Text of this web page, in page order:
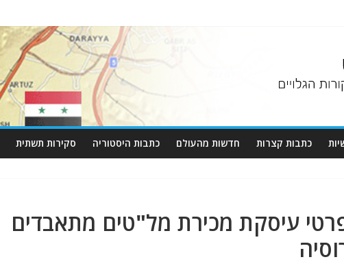
כתבות קצרות חדשות מהעולם כתבות היסטוריה סקירות תשתית
עיסקת מכירת מל"טים מתאבדים